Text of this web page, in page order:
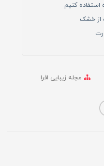
استفاده کنیم
از خشک
مجله زیبایی افرا